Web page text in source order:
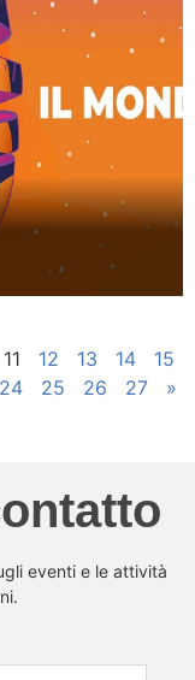
11 12 13 14
15
24 25 26 27 »
eventi e le attività